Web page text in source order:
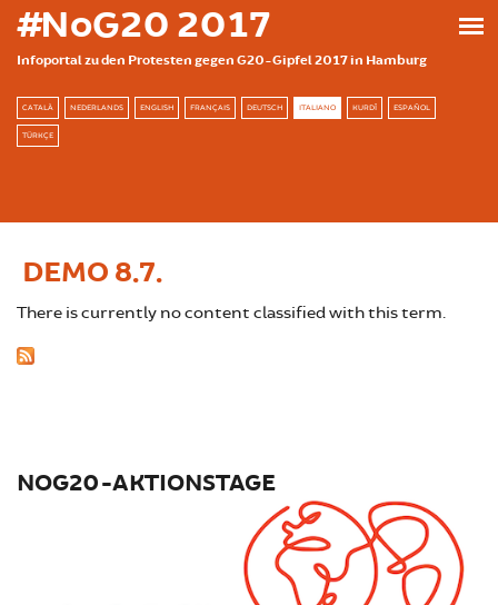
Skip to main content
#NoG20 2017
Infoportal zu den Protesten gegen G20-Gipfel 2017 in Hamburg
CATALÀ NEDERLANDS ENGLISH FRANÇAIS DEUTSCH ITALIANO KURDÎ ESPAÑOL
TÜRKÇE
DEMO 8.7.
There is currently no content classified with this term.
NOG20-AKTIONSTAGE